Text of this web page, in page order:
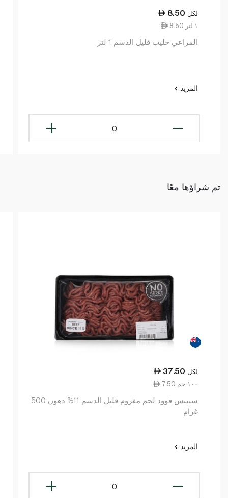
8.50 لكل
8.50 ١ لتر
المراعي حليب قليل الدسم 1 لتر
المزيد
0
تم شراؤها معًا
37.50 لكل
7.50 ١٠٠ جم
سبينس فوود لحم مفروم قليل الدسم 11% دهون 500
غرام
المزيد
0